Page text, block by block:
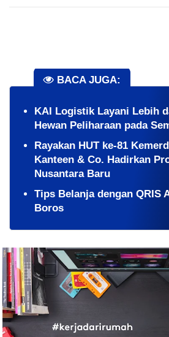
BACA JUGA:
KAI Logistik Layani Lebih
Hewan Peliharaan pada
Rayakan HUT ke-81
Kanteen & Co. Hadirkan
Nusantara Baru
Tips Belanja dengan QRIS
Boros